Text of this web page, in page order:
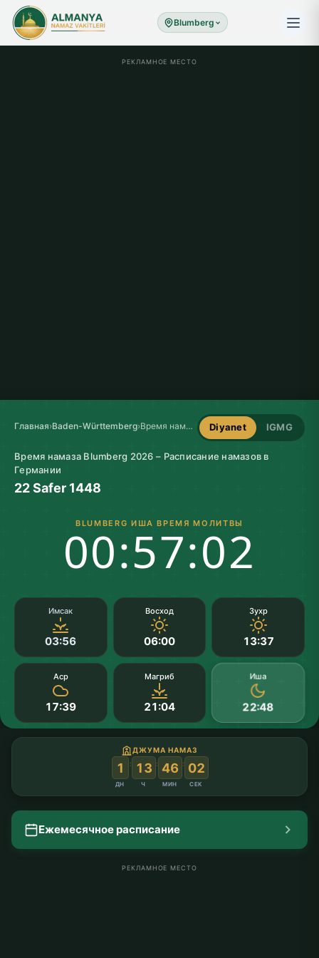
Blumberg
РЕКЛАМНОЕ МЕСТО
Главная›Baden-Württemberg› Время намаза в Blumberg Diyanet IGMG
Время намаза Blumberg 2026 – Расписание намазов в
Германии
22 Safer 1448
BLUMBERG ИША ВРЕМЯ МОЛИТВЫ
00:57:01
Имсак
03:56
Восход
06:00
Зухр
13:37
Аср
17:39
Магриб
21:04
Иша
22:48
ДЖУМА НАМАЗ
1
ДН
: 13
Ч
: 46
МИН
: 01
СЕК
Ежемесячное расписание
РЕКЛАМНОЕ МЕСТО